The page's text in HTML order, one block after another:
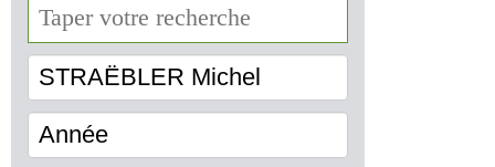
STRAËBLER Michel